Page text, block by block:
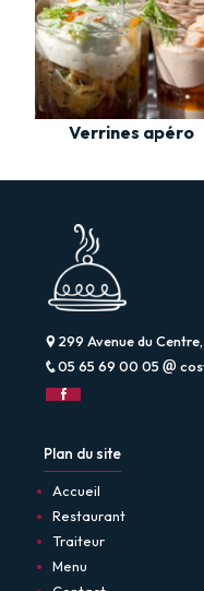
Verrines apéro
299 Avenue du
05 65 69 00 05
Plan du site
Accueil
Restaurant
Traiteur
Menu